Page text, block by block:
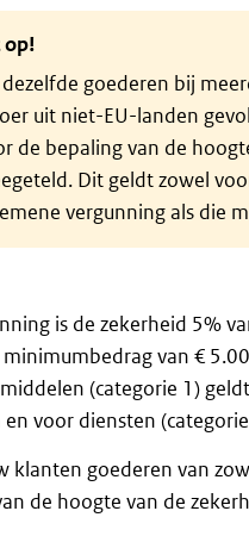
op!
dezelfde goederen bij
uit niet-EU-landen
de bepaling van de
Dit geldt zowel
vergunning als die
is de zekerheid 5%
van €
(categorie 1)
en voor diensten
klanten goederen van
de hoogte van de